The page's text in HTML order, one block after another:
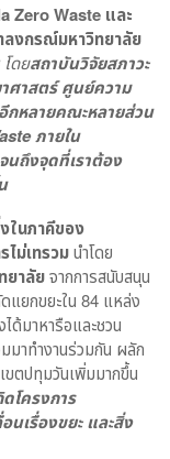
Zero Waste และ
ลงกรณ์มหาวิทยาลัย
ดยสถาบันวิจัยสภาวะ
ศาสตร์ ศูนย์ความ
กหลายคณะหลายส่วน
ภายใน
นถึงจุดที่เราต้อง
ในภาคีของ
ม่เทรวมนำโดย
ยาลัยจากการสนับสนุน
แยกขยะใน 84 แหล่ง
ด้มาหารือและชวน
มาทำงานร่วมกัน ผลัก
ขตปทุมวันเพิ่มมากขึ้น
โครงการ
เรื่องขยะ และสิ่ง